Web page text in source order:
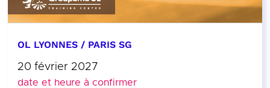
OL LYONNES / PARIS SG
20 février 2027
date et heure à confirmer